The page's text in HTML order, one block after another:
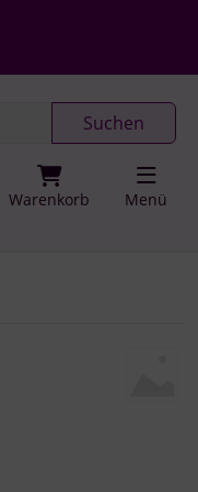
Suchen
Warenkorb Menü
Sie auf das Bild.